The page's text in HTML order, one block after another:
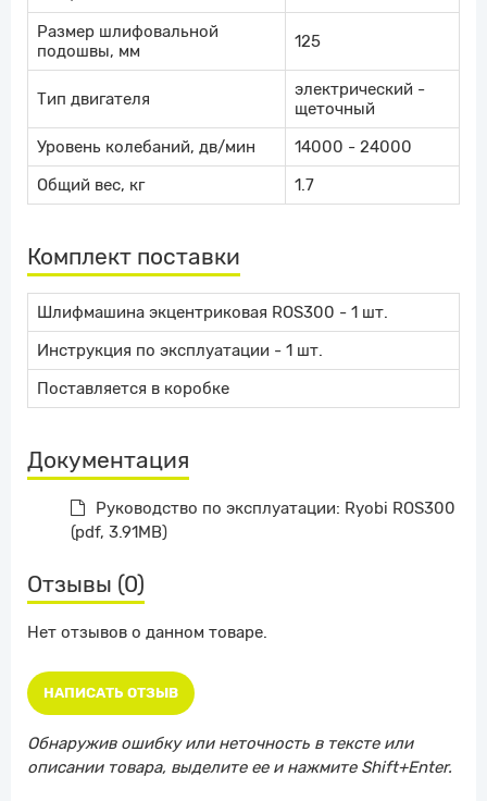
Размер шлифовальной
подошвы, мм
125
Тип двигателя
электрический -
щеточный
Уровень колебаний, дв/мин
14000 - 24000
Общий вес, кг
1.7
Комплект поставки
Шлифмашина экцентриковая ROS300 - 1 шт.
Инструкция по эксплуатации - 1 шт.
Поставляется в коробке
Документация
Руководство по эксплуатации: Ryobi ROS300
(pdf, 3.91MB)
Отзывы (0)
Нет отзывов о данном товаре.
НАПИСАТЬ ОТЗЫВ
Обнаружив ошибку или неточность в тексте или
описании товара, выделите ее и нажмите Shift+Enter.